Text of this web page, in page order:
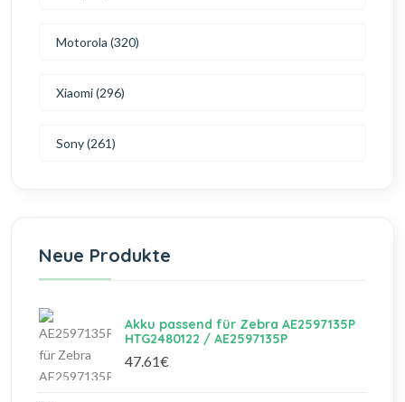
Motorola (320)
Xiaomi (296)
Sony (261)
Neue Produkte
Akku passend für Zebra AE2597135P
HTG2480122 / AE2597135P
47.61€